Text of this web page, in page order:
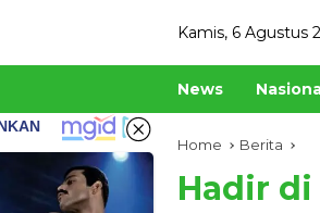
Kamis, 6 Agustus
News
Home Berita
Hadir